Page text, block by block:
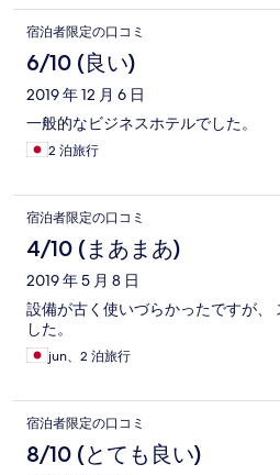
宿泊者限定の口コミ
6/10 (良い)
2019 年 12 月 6 日
一般的なビジネスホテルでした。
2 泊旅行
宿泊者限定の口コミ
4/10 (まあまあ)
2019 年 5 月 8 日
設備が古く使いづらかったですが、
した。
jun、2 泊旅行
宿泊者限定の口コミ
8/10 (とても良い)